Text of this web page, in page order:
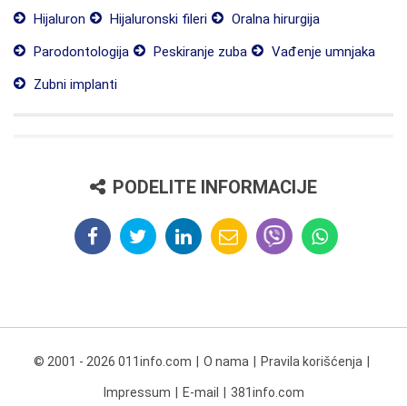
Hijaluron Hijaluronski fileri
Oralna hirurgija
Parodontologija
Peskiranje zuba
Vađenje umnjaka
Zubni implanti
PODELITE INFORMACIJE
© 2001 - 2026 011info.com O nama Pravila korišćenja
Impressum E-mail 381info.com